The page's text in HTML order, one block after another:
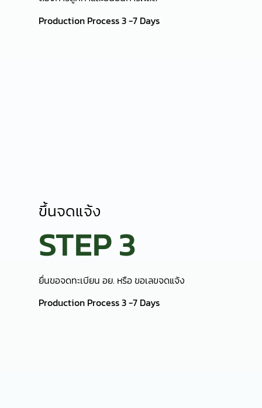
Production Process 3 -7 Days
Production Process 3 -7 Days